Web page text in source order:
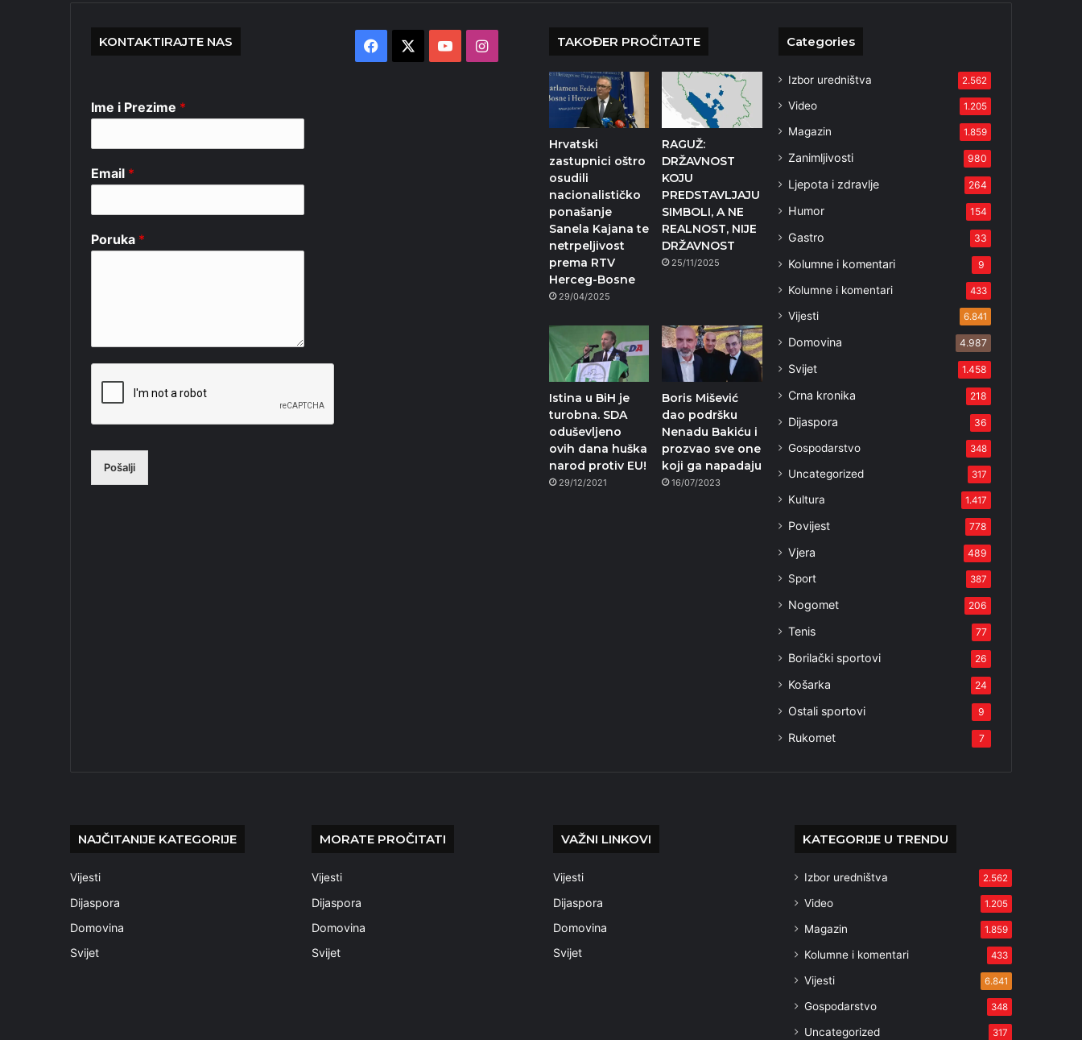
KONTAKTIRAJTE NAS
Ime i Prezime *
Email *
Poruka *
Pošalji
Facebook YouTubeInstagram TAKOĐER PROČITAJTE
Hrvatski
zastupnici oštro
osudili
nacionalističko
ponašanje
Sanela Kajana te
netrpeljivost
prema RTV
Herceg-Bosne
29/04/2025
RAGUŽ:
DRŽAVNOST
KOJU
PREDSTAVLJAJU
SIMBOLI, A NE
REALNOST, NIJE
DRŽAVNOST
25/11/2025
Istina u BiH je
turobna. SDA
oduševljeno
ovih dana huška
narod protiv EU!
29/12/2021
Boris Mišević
dao podršku
Nenadu Bakiću i
prozvao sve one
koji ga napadaju
16/07/2023
Categories
Izbor uredništva 2.562
Video 1.205
Magazin 1.859
Zanimljivosti 980
Ljepota i zdravlje 264
Humor 154
Gastro 33
Kolumne i komentari 9
Kolumne i komentari 433
Vijesti 6.841
Domovina 4.987
Svijet 1.458
Crna kronika 218
Dijaspora 36
Gospodarstvo 348
Uncategorized 317
Kultura 1.417
Povijest 778
Vjera 489
Sport 387
Nogomet 206
Tenis 77
Borilački sportovi 26
Košarka 24
Ostali sportovi 9
Rukomet 7
NAJČITANIJE KATEGORIJE
Vijesti
Dijaspora
Domovina
Svijet
MORATE PROČITATI
Vijesti
Dijaspora
Domovina
Svijet
VAŽNI LINKOVI
Vijesti
Dijaspora
Domovina
Svijet
KATEGORIJE U TRENDU
Izbor uredništva 2.562
Video 1.205
Magazin 1.859
Kolumne i komentari 433
Vijesti 6.841
Gospodarstvo 348
Uncategorized 317